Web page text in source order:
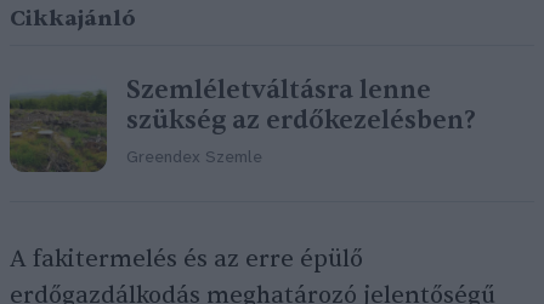
Cikkajánló
Szemléletváltásra lenne
szükség az erdőkezelésben?
Greendex Szemle
A fakitermelés és az erre épülő
erdőgazdálkodás meghatározó jelentőségű